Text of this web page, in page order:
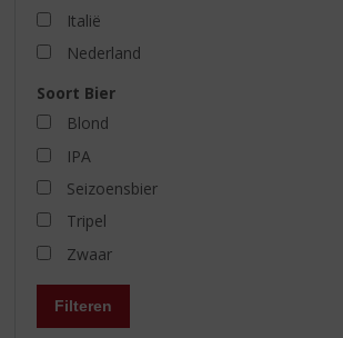
Italië
Nederland
Soort Bier
Blond
IPA
Seizoensbier
Tripel
Zwaar
Filteren